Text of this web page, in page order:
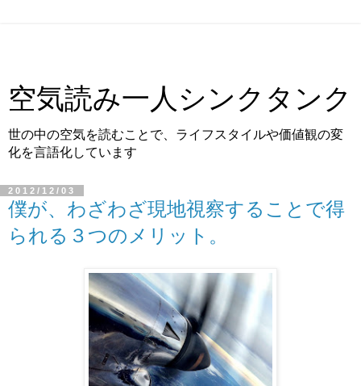
空気読み一人シンクタンク
世の中の空気を読むことで、ライフスタイルや価値観の変
化を言語化しています
2012/12/03
僕が、わざわざ現地視察することで得
られる３つのメリット。